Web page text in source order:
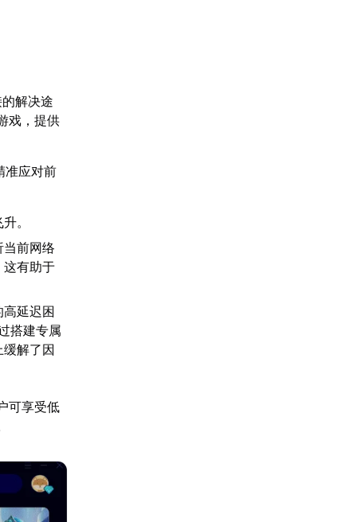
解决途
戏，提供
准应对前
。
当前网络
这有助于
延迟困
搭建专属
解了因
可享受低